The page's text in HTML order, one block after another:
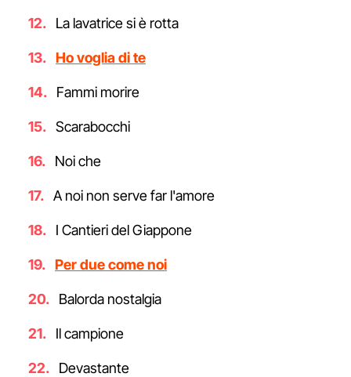
La lavatrice si è rotta
Ho voglia di te
Fammi morire
Scarabocchi
Noi che
A noi non serve far l'amore
I Cantieri del Giappone
Per due come noi
Balorda nostalgia
Il campione
Devastante